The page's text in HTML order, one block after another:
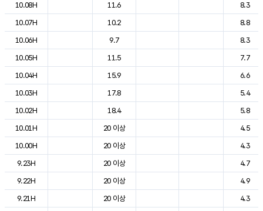
10.08H
11.6
8.3
10.07H
10.2
8.8
10.06H
9.7
8.3
10.05H
11.5
7.7
10.04H
15.9
6.6
10.03H
17.8
5.4
10.02H
18.4
5.8
10.01H
20 이상
4.5
10.00H
20 이상
4.3
9.23H
20 이상
4.7
9.22H
20 이상
4.9
9.21H
20 이상
4.3